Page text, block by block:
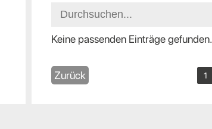
Keine passenden Einträge gefunden.
Zurück 1